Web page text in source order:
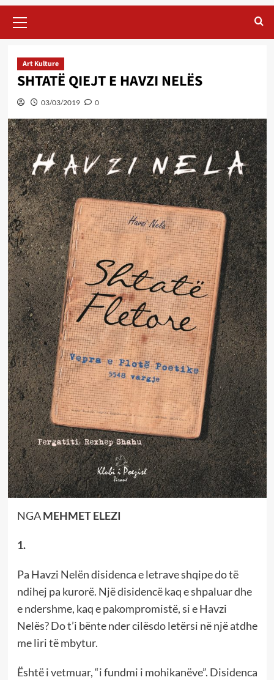
Menu
Art Kulture
SHTATË QIEJT E HAVZI NELËS
03/03/2019 0
NGAMEHMET ELEZI
1.
Pa Havzi Nelën disidenca e letrave shqipe do të
ndihej pa kurorë. Një disidencë kaq e shpaluar dhe
e ndershme, kaq e pakompromistë, si e Havzi
Nelës? Do t’i bënte nder cilësdo letërsi në një atdhe
me liri të mbytur.
Është i vetmuar, “i fundmi i mohikanëve”. Disidenca